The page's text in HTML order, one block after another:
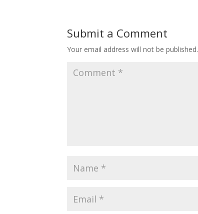
Submit a Comment
Your email address will not be published.